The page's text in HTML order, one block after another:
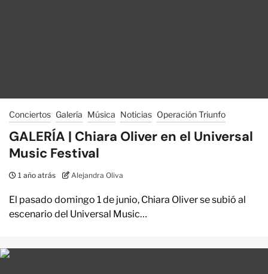
Conciertos Galería Música Noticias Operación Triunfo
GALERÍA | Chiara Oliver en el Universal
Music Festival
1 año atrás Alejandra Oliva
El pasado domingo 1 de junio, Chiara Oliver se subió al
escenario del Universal Music…